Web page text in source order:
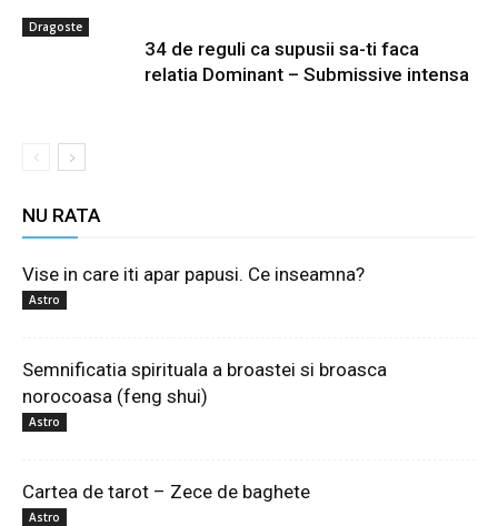
Dragoste
34 de reguli ca supusii sa-ti faca
relatia Dominant – Submissive intensa
NU RATA
Vise in care iti apar papusi. Ce inseamna?
Astro
Semnificatia spirituala a broastei si broasca
norocoasa (feng shui)
Astro
Cartea de tarot – Zece de baghete
Astro